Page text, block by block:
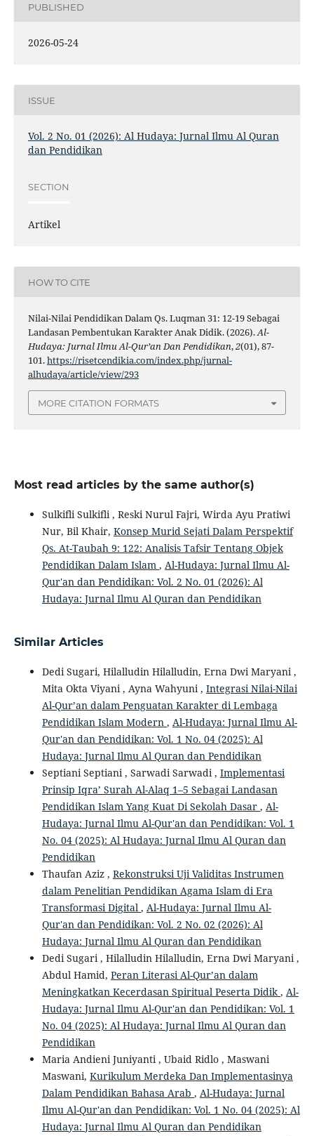
PUBLISHED
2026-05-24
ISSUE
Vol. 2 No. 01 (2026): Al Hudaya: Jurnal Ilmu Al Quran
dan Pendidikan
SECTION
Artikel
HOW TO CITE
Nilai-Nilai Pendidikan Dalam Qs. Luqman 31: 12-19 Sebagai
Landasan Pembentukan Karakter Anak Didik. (2026).Al-
Hudaya: Jurnal Ilmu Al-Qur’an Dan Pendidikan,2(01), 87-
101.https://risetcendikia.com/index.php/jurnal-
alhudaya/article/view/293
MORE CITATION FORMATS
Most read articles by the same author(s)
Sulkifli Sulkifli , Reski Nurul Fajri, Wirda Ayu Pratiwi
Nur, Bil Khair, Konsep Murid Sejati Dalam Perspektif
Qs. At-Taubah 9: 122: Analisis Tafsir Tentang Objek
Pendidikan Dalam Islam , Al-Hudaya: Jurnal Ilmu Al-
Qur'an dan Pendidikan: Vol. 2 No. 01 (2026): Al
Hudaya: Jurnal Ilmu Al Quran dan Pendidikan
Similar Articles
Dedi Sugari, Hilalludin Hilalludin, Erna Dwi Maryani ,
Mita Okta Viyani , Ayna Wahyuni , Integrasi Nilai-Nilai
Al-Qur’an dalam Penguatan Karakter di Lembaga
Pendidikan Islam Modern , Al-Hudaya: Jurnal Ilmu Al-
Qur'an dan Pendidikan: Vol. 1 No. 04 (2025): Al
Hudaya: Jurnal Ilmu Al Quran dan Pendidikan
Septiani Septiani , Sarwadi Sarwadi , Implementasi
Prinsip Iqra’ Surah Al-Alaq 1–5 Sebagai Landasan
Pendidikan Islam Yang Kuat Di Sekolah Dasar , Al-
Hudaya: Jurnal Ilmu Al-Qur'an dan Pendidikan: Vol. 1
No. 04 (2025): Al Hudaya: Jurnal Ilmu Al Quran dan
Pendidikan
Thaufan Aziz , Rekonstruksi Uji Validitas Instrumen
dalam Penelitian Pendidikan Agama Islam di Era
Transformasi Digital , Al-Hudaya: Jurnal Ilmu Al-
Qur'an dan Pendidikan: Vol. 2 No. 02 (2026): Al
Hudaya: Jurnal Ilmu Al Quran dan Pendidikan
Dedi Sugari , Hilalludin Hilalludin, Erna Dwi Maryani ,
Abdul Hamid, Peran Literasi Al-Qur’an dalam
Meningkatkan Kecerdasan Spiritual Peserta Didik, Al-
Hudaya: Jurnal Ilmu Al-Qur'an dan Pendidikan: Vol. 1
No. 04 (2025): Al Hudaya: Jurnal Ilmu Al Quran dan
Pendidikan
Maria Andieni Juniyanti , Ubaid Ridlo , Maswani
Maswani, Kurikulum Merdeka Dan Implementasinya
Dalam Pendidikan Bahasa Arab , Al-Hudaya: Jurnal
Ilmu Al-Qur'an dan Pendidikan: Vol. 1 No. 04 (2025): Al
Hudaya: Jurnal Ilmu Al Quran dan Pendidikan